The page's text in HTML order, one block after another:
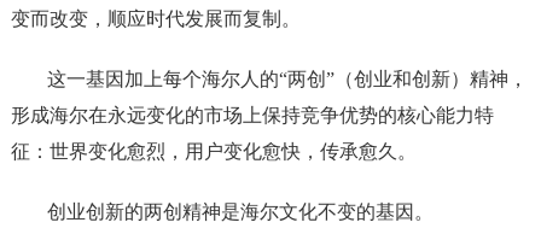
变而改变，顺应时代发展而复制。
这一基因加上每个海尔人的“两创”（创业和创新）精神，
形成海尔在永远变化的市场上保持竞争优势的核心能力特
征：世界变化愈烈，用户变化愈快，传承愈久。
创业创新的两创精神是海尔文化不变的基因。